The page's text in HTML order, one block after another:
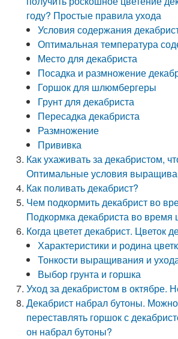
году? Простые правила ухода
Условия содержания
Оптимальная температура
Место для декабриста
Посадка и размножение
Горшок для шлюмбергеры
Грунт для декабриста
Пересадка декабриста
Размножение
Прививка
Как ухаживать за декабристом,
Оптимальные условия
Как поливать декабрист?
Чем подкормить декабрист во
Подкормка декабриста во время
Когда цветет декабрист. Цветок
Характеристики и родина
Тонкости выращивания и
Выбор грунта и горшка
Уход за декабристом в октябре.
Декабрист набрал бутоны. Можно
переставлять горшок с
он набрал бутоны?